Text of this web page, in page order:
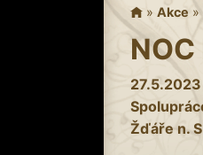
» Akce »
27.5.2023
Žďáře n.